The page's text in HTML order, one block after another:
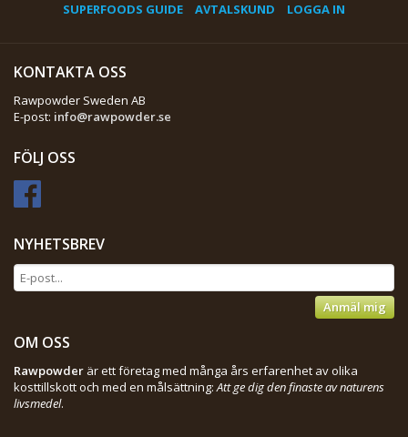
SUPERFOODS GUIDE AVTALSKUND LOGGA IN
KONTAKTA OSS
Rawpowder Sweden AB
E-post: info@rawpowder.se
FÖLJ OSS
NYHETSBREV
Anmäl mig
OM OSS
Rawpowder är ett företag med många års erfarenhet av olika
kosttillskott och med en målsättning:Att ge dig den finaste av naturens
livsmedel.